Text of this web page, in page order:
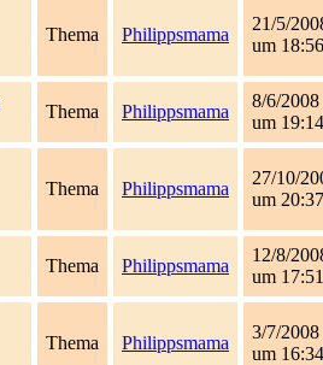
Thema Philippsmama
21/5/
um 18:56
Thema Philippsmama
8/6/2008
um 19:14
Thema Philippsmama
27/10/
um 20:37
Thema Philippsmama
12/8/
um 17:51
Thema Philippsmama
3/7/2008
um 16:34